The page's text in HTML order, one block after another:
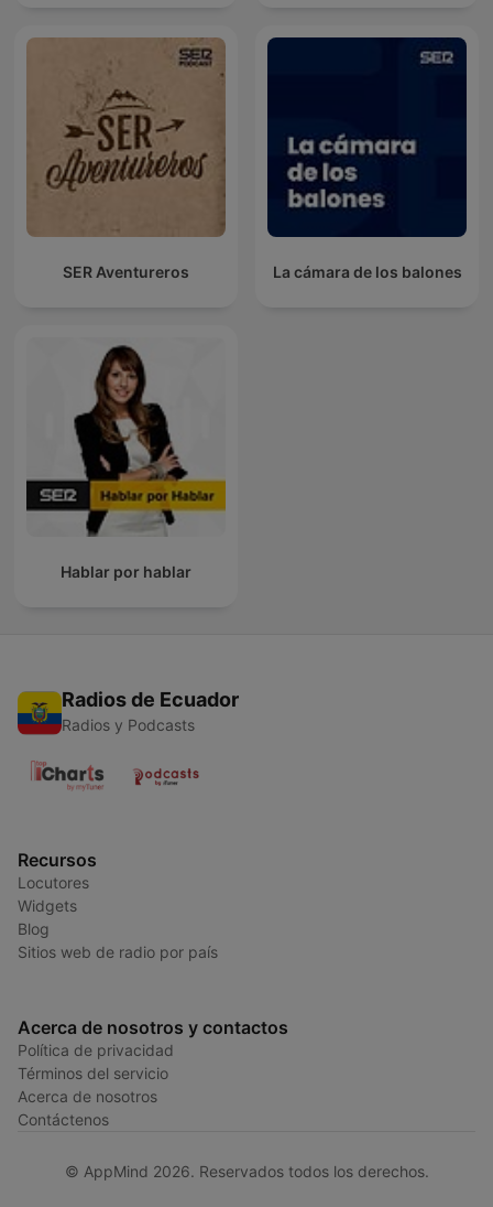
SER Aventureros La cámara de los balones
Hablar por hablar
Radios de Ecuador
Radios y Podcasts
Recursos
Locutores
Widgets
Blog
Sitios web de radio por país
Acerca de nosotros y contactos
Política de privacidad
Términos del servicio
Acerca de nosotros
Contáctenos
© AppMind 2026. Reservados todos los derechos.